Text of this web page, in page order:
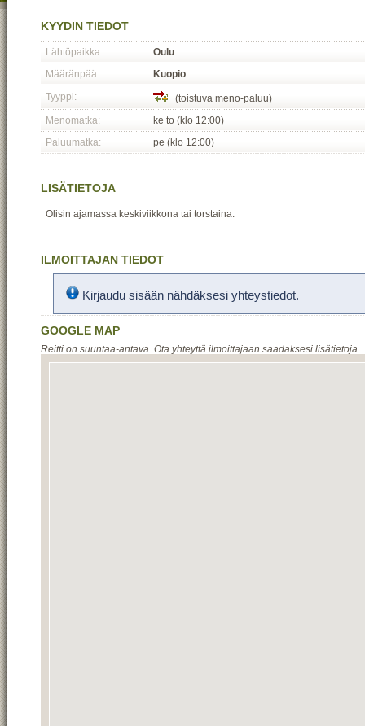
KYYDIN TIEDOT
Lähtöpaikka:
Oulu
Määränpää:
Kuopio
Tyyppi:
(toistuva meno-paluu)
Menomatka:
ke to (klo 12:00)
Paluumatka:
pe (klo 12:00)
LISÄTIETOJA
Olisin ajamassa keskiviikkona tai torstaina.
ILMOITTAJAN TIEDOT
Kirjaudu sisään nähdäksesi yhteystiedot.
GOOGLE MAP
Reitti on suuntaa-antava. Ota yhteyttä ilmoittajaan saadaksesi lisätietoja.